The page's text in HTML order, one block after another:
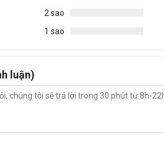
2 sao
1 sao
luận)